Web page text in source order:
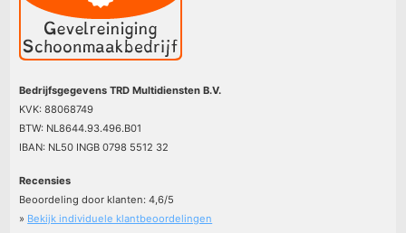
Bedrijfsgegevens TRD Multidiensten B.V.
KVK: 88068749
BTW: NL8644.93.496.B01
IBAN: NL50 INGB 0798 5512 32
Recensies
Beoordeling door klanten:4,6/5
» Bekijk individuele klantbeoordelingen